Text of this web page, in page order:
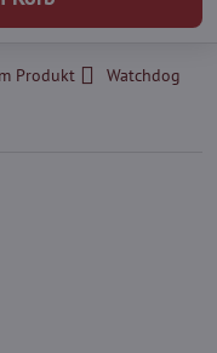
Produkt
Watchdog